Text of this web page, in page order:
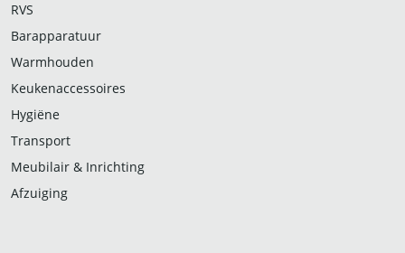
RVS
Barapparatuur
Warmhouden
Keukenaccessoires
Hygiëne
Transport
Meubilair & Inrichting
Afzuiging